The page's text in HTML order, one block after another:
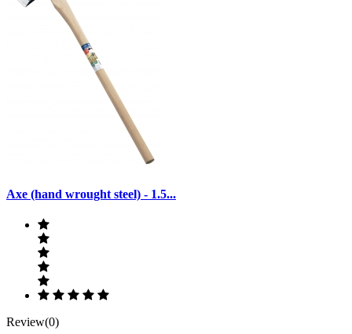
Axe (hand wrought steel) - 1.5...
Review(0)